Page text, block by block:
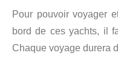
Pour pouvoir voyager
bord de ces yachts, il
Chaque voyage durera